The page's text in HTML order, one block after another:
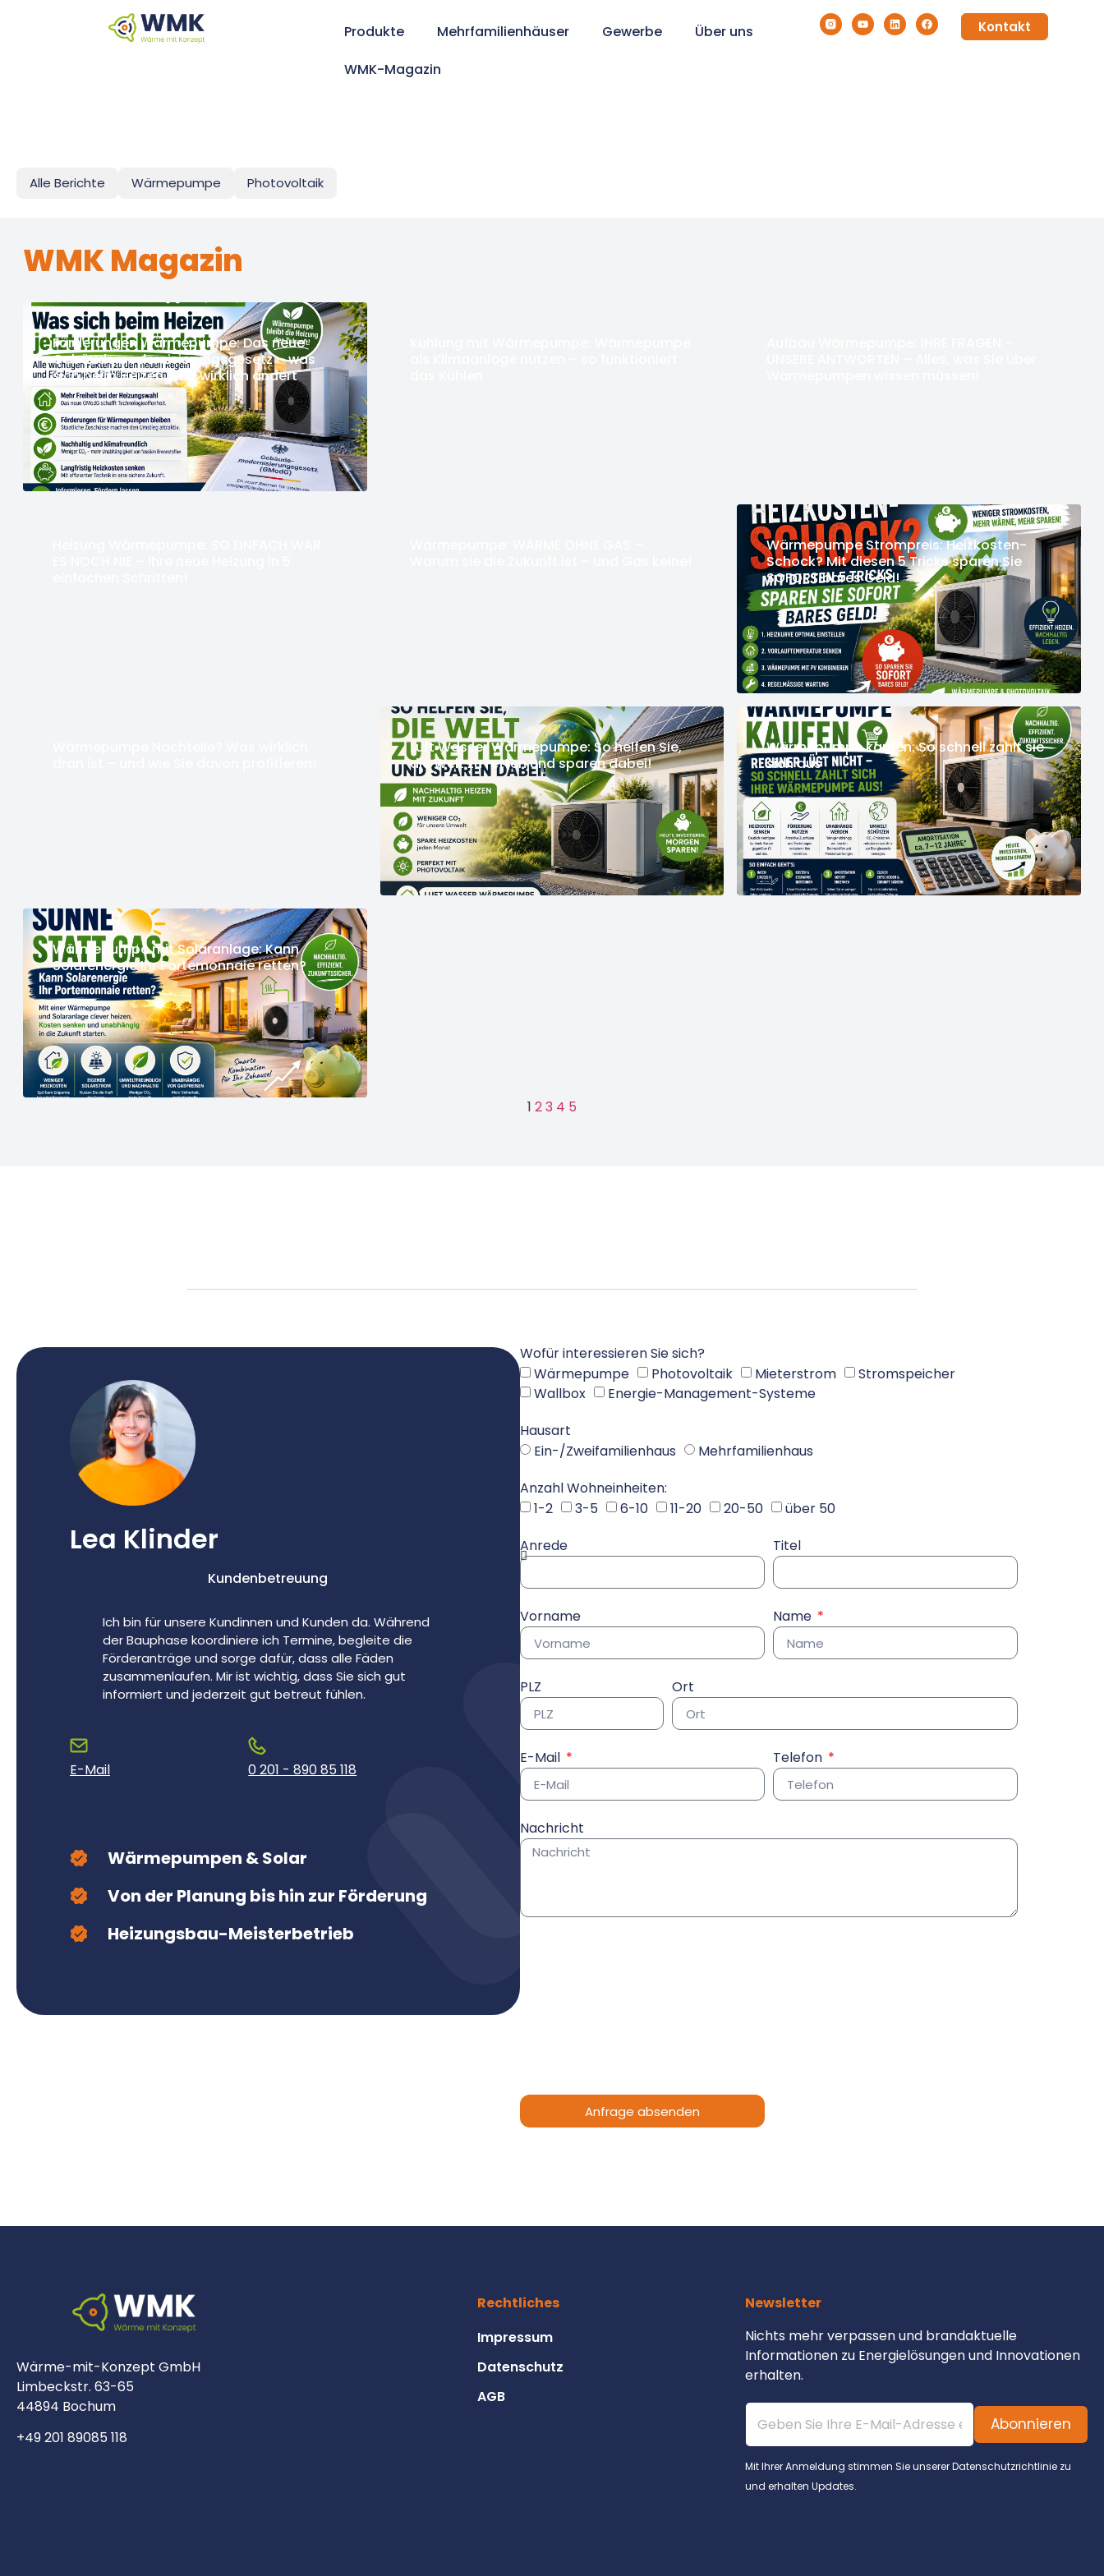
Produkte Mehrfamilienhäuser Gewerbe
Über uns
WMK-Magazin
Kontakt
Alle Berichte Wärmepumpe Photovoltaik
WMK Magazin
Förderungen Wärmepumpe: Das neue
Gebäudemodernisierungsgesetz – was
sich beim Heizen jetzt wirklich ändert
Wärmepumpe Strompreis: Heizkosten-
Schock? Mit diesen 5 Tricks sparen Sie
SOFORT bares Geld!
Luft Wasser Wärmepumpe: So helfen Sie,
die Welt zu retten und sparen dabei!
Wärmepumpe kaufen: So schnell zahlt sie
sich aus
Wärmepumpe mit Solaranlage: Kann
Solarenergie Ihr Portemonnaie retten?
1 23 4 5
Lea Klinder
Kundenbetreuung
Ich bin für unsere Kundinnen und Kunden da. Während
der Bauphase koordiniere ich Termine, begleite die
Förderanträge und sorge dafür, dass alle Fäden
zusammenlaufen. Mir ist wichtig, dass Sie sich gut
informiert und jederzeit gut betreut fühlen.
E-Mail 0 201 - 890 85 118
Wärmepumpen & Solar
Von der Planung bis hin zur Förderung
Heizungsbau-Meisterbetrieb
Wofür interessieren Sie sich?
Wärmepumpe
Photovoltaik Mieterstrom
Stromspeicher
Wallbox
Energie-Management-Systeme
Hausart
Ein-/Zweifamilienhaus
Mehrfamilienhaus
Anzahl Wohneinheiten:
1-2
3-5 6-10 11-20 20-50
über 50
Anrede
Titel
Vorname Name
PLZ Ort
E-Mail Telefon
Nachricht
Anfrage absenden
Wärme-mit-Konzept GmbH
Limbeckstr. 63-65
44894 Bochum
+49 201 89085 118
Rechtliches
Impressum
Datenschutz
AGB
Newsletter
Nichts mehr verpassen und brandaktuelle
Informationen zu Energielösungen und Innovationen
erhalten.
Enter email your
E
e
r
o
Abonnieren
Mit Ihrer Anmeldung stimmen Sie unserer Datenschutzrichtlinie zu
und erhalten Updates.